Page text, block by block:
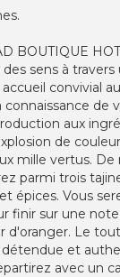
BOUTIQUE
sens à
convivial
connaissance
aux
de
mille vertus.
parmi trois
épices. Vous
finir sur une
d'oranger. Le
et
avec un